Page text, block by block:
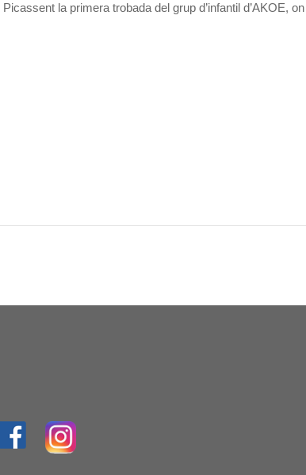
la primera trobada del grup d’infantil d’AKOE,